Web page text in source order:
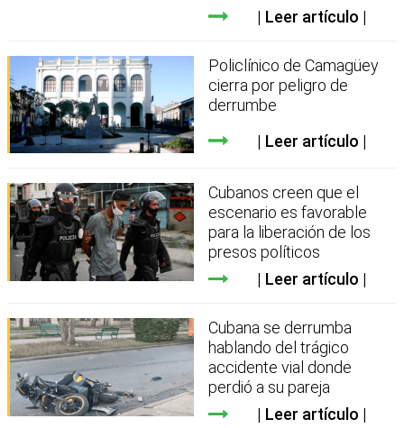
Leer artículo
Policlínico de Camagüey
cierra por peligro de
derrumbe
Leer artículo
Cubanos creen que el
escenario es favorable
para la liberación de los
presos políticos
Leer artículo
Cubana se derrumba
hablando del trágico
accidente vial donde
perdió a su pareja
Leer artículo